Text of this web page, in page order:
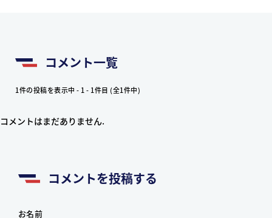
コメント一覧
1件の投稿を表示中 - 1 - 1件目 (全1件中)
コメントはまだありません.
コメントを投稿する
お名前